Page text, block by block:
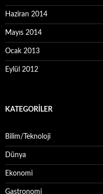
Haziran 2014
Mayıs 2014
Ocak 2013
Eylül 2012
KATEGORILER
Bilim/Teknoloji
Dünya
Ekonomi
Gastronomi